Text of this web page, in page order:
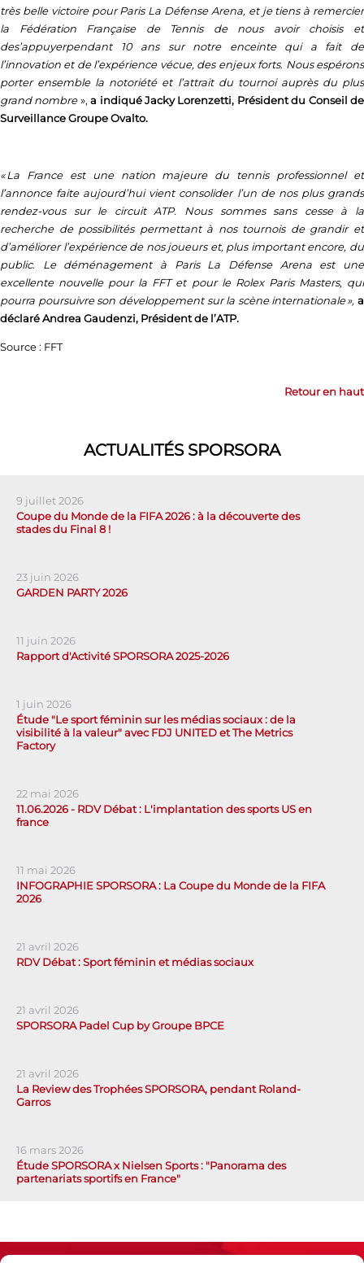
très belle victoire pour Paris La Défense Arena, et je tiens à remercier
la Fédération Française de Tennis de nous avoir choisis et
des’appuyerpendant 10 ans sur notre enceinte qui a fait de
l’innovation et de l’expérience vécue, des enjeux forts. Nous espérons
porter ensemble la notoriété et l’attrait du tournoi auprès du plus
grand nombre»,a indiqué Jacky Lorenzetti, Président du Conseil de
Surveillance Groupe Ovalto.
« La France est une nation majeure du tennis professionnel et
l’annonce faite aujourd’hui vient consolider l’un de nos plus grands
rendez-vous sur le circuit ATP. Nous sommes sans cesse à la
recherche de possibilités permettant à nos tournois de grandir et
d’améliorer l’expérience de nos joueurs et, plus important encore, du
public. Le déménagement à Paris La Défense Arena est une
excellente nouvelle pour la FFT et pour le Rolex Paris Masters, qui
pourra poursuivre son développement sur la scène internationale », a
déclaré Andrea Gaudenzi, Président de l’ATP.
Source : FFT
Retour en haut
ACTUALITÉS SPORSORA
9 juillet 2026
Coupe du Monde de la FIFA 2026 : à la découverte des
stades du Final 8 !
23 juin 2026
GARDEN PARTY 2026
11 juin 2026
Rapport d'Activité SPORSORA 2025-2026
1 juin 2026
Étude "Le sport féminin sur les médias sociaux : de la
visibilité à la valeur" avec FDJ UNITED et The Metrics
Factory
22 mai 2026
11.06.2026 - RDV Débat : L'implantation des sports US en
france
11 mai 2026
INFOGRAPHIE SPORSORA : La Coupe du Monde de la FIFA
2026
21 avril 2026
RDV Débat : Sport féminin et médias sociaux
21 avril 2026
SPORSORA Padel Cup by Groupe BPCE
21 avril 2026
La Review des Trophées SPORSORA, pendant Roland-
Garros
16 mars 2026
Étude SPORSORA x Nielsen Sports : "Panorama des
partenariats sportifs en France"